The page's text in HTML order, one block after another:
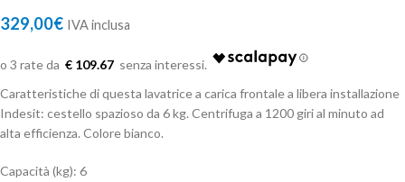
329,00€ IVA inclusa
€ 109.67
Caratteristiche di questa lavatrice a carica frontale a libera installazione
Indesit: cestello spazioso da 6 kg. Centrifuga a 1200 giri al minuto ad
alta efficienza. Colore bianco.
Capacità (kg): 6